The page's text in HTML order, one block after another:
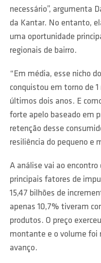
necessário”, argumenta
da Kantar. No entanto,
uma oportunidade
regionais de bairro.
“Em média, esse nicho
conquistou em torno de
últimos dois anos. E
forte apelo baseado em
retenção desse
resiliência do pequeno e
A análise vai ao encontro
principais fatores de
15,47 bilhões de
apenas 10,7% tiveram
produtos. O preço
montante e o volume foi
avanço.